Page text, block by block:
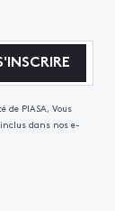
de PIASA, Vous
dans nos e-